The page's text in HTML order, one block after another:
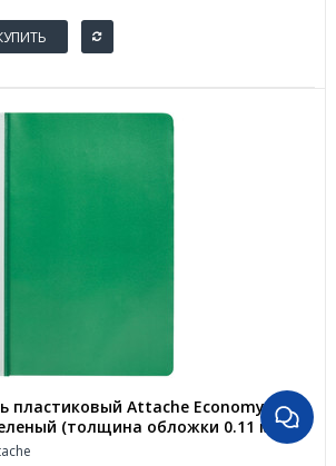
пластиковый Attache Economy A4
(толщина обложки 0.11 мм,